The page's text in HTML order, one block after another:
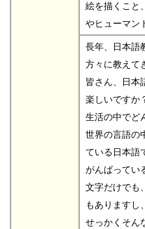
絵を描くこと
やヒューマン
長年、日本語
方々に教えて
皆さん、日本
楽しいですか
生活の中でど
世界の言語の
ている日本語
がんばってい
文字だけでも
もありますし
せっかくそん